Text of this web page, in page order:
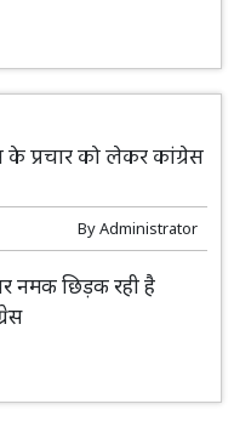
को लेकर कांग्रेस
ByAdministrator
नमक छिड़क रही है